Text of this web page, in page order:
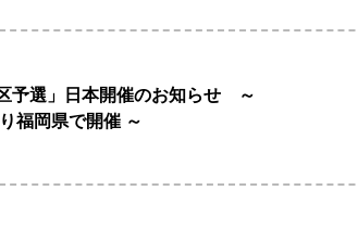
予選」日本開催のお知らせ ～
福岡県で開催 ～